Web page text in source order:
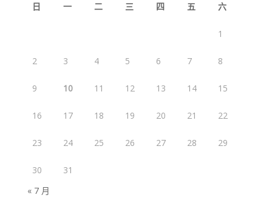
日 一 二 三 四 五 六
1
2 3 4 5 6 7 8
9 10 11 12 13 14 15
16 17 18 19 20 21 22
23 24 25 26 27 28 29
30
31
« 7 月